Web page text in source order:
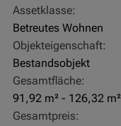
Assetklasse:
Betreutes Wohnen
Objekteigenschaft:
Bestandsobjekt
Gesamtfläche:
91,92 m² - 126,32 m²
Gesamtpreis: